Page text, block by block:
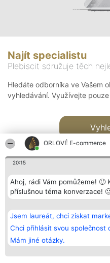
ORLOVÉ E-commerce
20:15
Ahoj, rádi Vám pomůžeme! 🙂
příslušnou téma konverzace!
Jsem laureát, chci získat
Chci přihlásit svou společnost
Mám jiné otázky.
Najít specialistu
Plebiscit sdružuje těch
Hledáte odborníka ve Vašem
vyhledávání. Využívejte
Bright Side Solutions sp. z o.
o. sp. k.
ul. Ruska 22
Wrocław 50-079
KRS 0000749100 | Regon
381313360 | NIP 8943132676